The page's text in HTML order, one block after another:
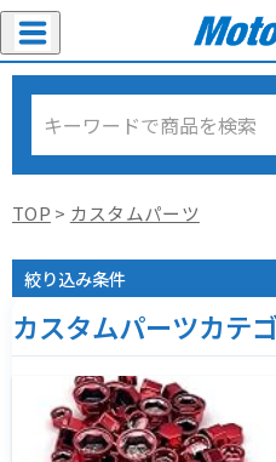
TOP > カスタムパーツ
絞り込み条件
カスタムパーツカテ